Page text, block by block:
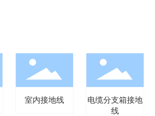
室内接地线
电缆分支箱接地
线